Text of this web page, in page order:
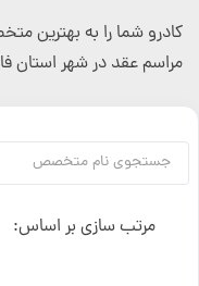
کادرو شما را به بهترین
مراسم عقد در شهر استان
مرتب سازی بر اساس: